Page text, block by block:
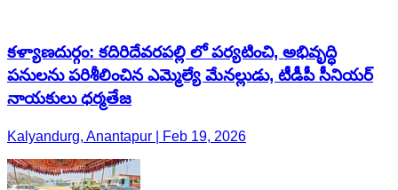
కళ్యాణదుర్గం: కదిరిదేవరపల్లి లో పర్యటించి, అభివృద్ధి
పనులను పరిశీలించిన ఎమ్మెల్యే మేనల్లుడు, టీడీపీ సీనియర్
నాయకులు ధర్మతేజ
Kalyandurg, Anantapur | Feb 19, 2026